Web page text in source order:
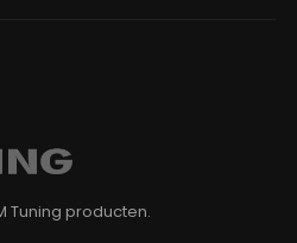
Tuning producten.